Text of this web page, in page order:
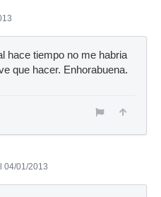
hace tiempo no me habria
que hacer. Enhorabuena.
04/01/2013